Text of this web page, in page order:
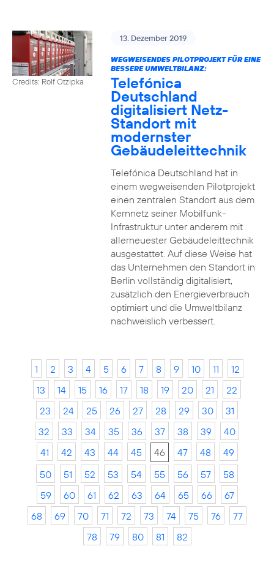
Credits: Rolf Otzipka
13. Dezember 2019
WEGWEISENDES PILOTPROJEKT FÜR EINE
BESSERE UMWELTBILANZ:
Telefónica
Deutschland
digitalisiert Netz-
Standort mit
modernster
Gebäudeleittechnik
Telefónica Deutschland hat in
einem wegweisenden Pilotprojekt
einen zentralen Standort aus dem
Kernnetz seiner Mobilfunk-
Infrastruktur unter anderem mit
allerneuester Gebäudeleittechnik
ausgestattet. Auf diese Weise hat
das Unternehmen den Standort in
Berlin vollständig digitalisiert,
zusätzlich den Energieverbrauch
optimiert und die Umweltbilanz
nachweislich verbessert.
1 2 3 4 5 6 7 8 9 10 11
12
13
14 15 16 17 18 19 20 21
22
23
24 25 26 27 28 29 30
31
32
33 34 35 36 37 38 39
40
41
42 43 44 45 46 47 48
49
50
51 52 53 54 55 56 57
58
59
60 61 62 63 64 65 66
67
68
69 70 71 72 73 74 75 76
77
78
79 80 81 82